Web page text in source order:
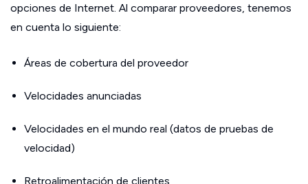
opciones de Internet. Al comparar proveedores, tenemos
en cuenta lo siguiente:
Áreas de cobertura del proveedor
Velocidades anunciadas
Velocidades en el mundo real (datos de pruebas de
velocidad)
Retroalimentación de clientes